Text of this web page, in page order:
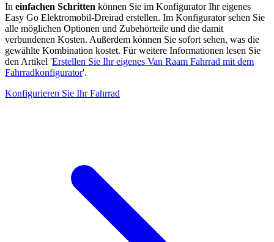
In einfachen Schritten können Sie im Konfigurator Ihr eigenes
Easy Go Elektromobil-Dreirad erstellen. Im Konfigurator sehen Sie
alle möglichen Optionen und Zubehörteile und die damit
verbundenen Kosten. Außerdem können Sie sofort sehen, was die
gewählte Kombination kostet. Für weitere Informationen lesen Sie
den Artikel 'Erstellen Sie Ihr eigenes Van Raam Fahrrad mit dem
Fahrradkonfigurator'.
Konfigurieren Sie Ihr Fahrrad